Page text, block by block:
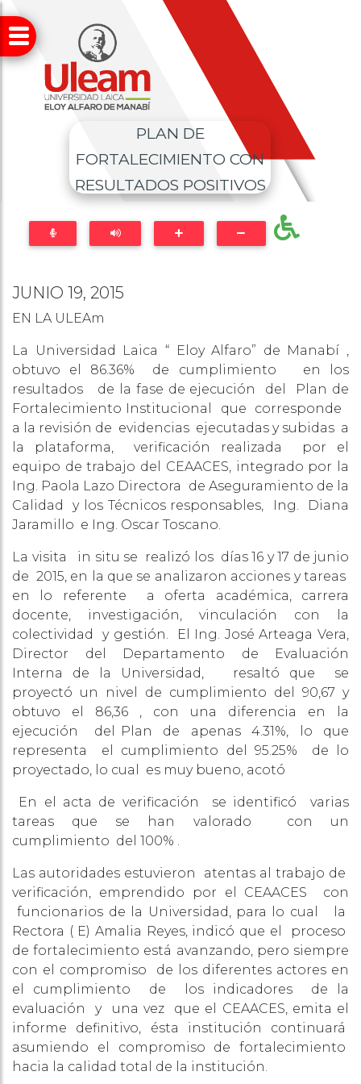
PLAN DE
FORTALECIMIENTO CON
RESULTADOS POSITIVOS
JUNIO 19, 2015
EN LA ULEAm
La Universidad Laica “ Eloy Alfaro” de Manabí ,
obtuvo el 86.36% de cumplimiento en los
resultados de la fase de ejecución del Plan de
Fortalecimiento Institucional que corresponde
a la revisión de evidencias ejecutadas y subidas a
la plataforma, verificación realizada por el
equipo de trabajo del CEAACES, integrado por la
Ing. Paola Lazo Directora de Aseguramiento de la
Calidad y los Técnicos responsables, Ing. Diana
Jaramillo e Ing. Oscar Toscano.
La visita in situ se realizó los días 16 y 17 de junio
de 2015, en la que se analizaron acciones y tareas
en lo referente a oferta académica, carrera
docente, investigación, vinculación con la
colectividad y gestión. El Ing. José Arteaga Vera,
Director del Departamento de Evaluación
Interna de la Universidad, resaltó que se
proyectó un nivel de cumplimiento del 90,67 y
obtuvo el 86,36 , con una diferencia en la
ejecución del Plan de apenas 4.31%, lo que
representa el cumplimiento del 95.25% de lo
proyectado, lo cual es muy bueno, acotó
En el acta de verificación se identificó varias
tareas que se han valorado con un
cumplimiento del 100% .
Las autoridades estuvieron atentas al trabajo de
verificación, emprendido por el CEAACES con
funcionarios de la Universidad, para lo cual la
Rectora ( E) Amalia Reyes, indicó que el proceso
de fortalecimiento está avanzando, pero siempre
con el compromiso de los diferentes actores en
el cumplimiento de los indicadores de la
evaluación y una vez que el CEAACES, emita el
informe definitivo, ésta institución continuará
asumiendo el compromiso de fortalecimiento
hacia la calidad total de la institución.